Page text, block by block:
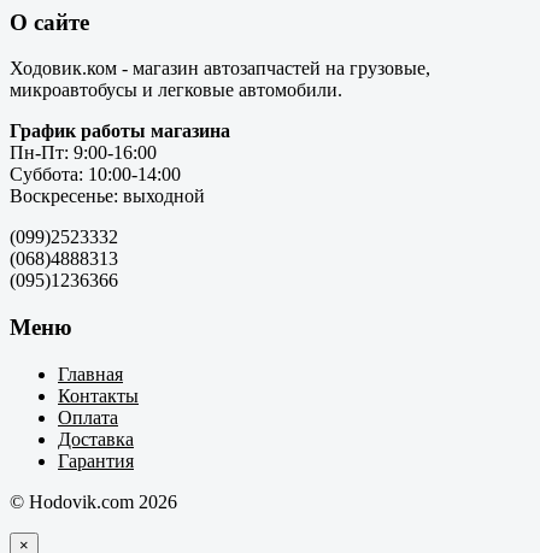
О сайте
Ходовик.ком - магазин автозапчастей на грузовые,
микроавтобусы и легковые автомобили.
График работы магазина
Пн-Пт: 9:00-16:00
Суббота: 10:00-14:00
Воскресенье: выходной
(099)2523332
(068)4888313
(095)1236366
Меню
Главная
Контакты
Оплата
Доставка
Гарантия
© Hodovik.com 2026
×